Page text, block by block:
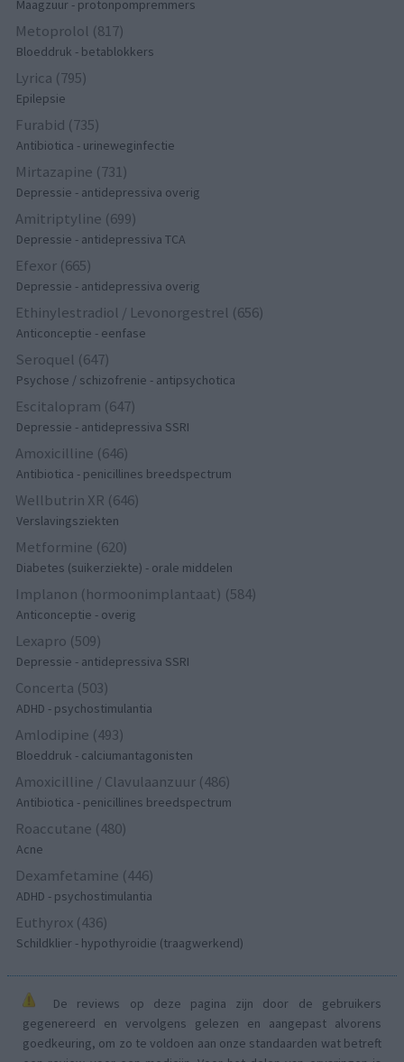
Maagzuur - protonpompremmers
Metoprolol (817)
Bloeddruk - betablokkers
Lyrica (795)
Epilepsie
Furabid (735)
Antibiotica - urineweginfectie
Mirtazapine (731)
Depressie - antidepressiva overig
Amitriptyline (699)
Depressie - antidepressiva TCA
Efexor (665)
Depressie - antidepressiva overig
Ethinylestradiol / Levonorgestrel (656)
Anticonceptie - eenfase
Seroquel (647)
Psychose / schizofrenie - antipsychotica
Escitalopram (647)
Depressie - antidepressiva SSRI
Amoxicilline (646)
Antibiotica - penicillines breedspectrum
Wellbutrin XR (646)
Verslavingsziekten
Metformine (620)
Diabetes (suikerziekte) - orale middelen
Implanon (hormoonimplantaat) (584)
Anticonceptie - overig
Lexapro (509)
Depressie - antidepressiva SSRI
Concerta (503)
ADHD - psychostimulantia
Amlodipine (493)
Bloeddruk - calciumantagonisten
Amoxicilline / Clavulaanzuur (486)
Antibiotica - penicillines breedspectrum
Roaccutane (480)
Acne
Dexamfetamine (446)
ADHD - psychostimulantia
Euthyrox (436)
Schildklier - hypothyroidie (traagwerkend)
De reviews op deze pagina zijn door de gebruikers
gegenereerd en vervolgens gelezen en aangepast alvorens
goedkeuring, om zo te voldoen aan onze standaarden wat betreft